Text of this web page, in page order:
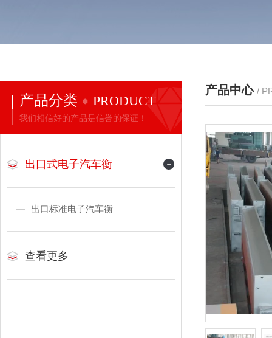
产品分类 PRODUCT
我们相信好的产品是信誉的保证！
出口式电子汽车衡
出口标准电子汽车衡
查看更多
产品中心 /